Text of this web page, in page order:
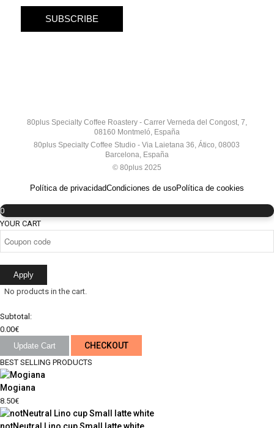
80plus Specialty Coffee Roastery - Carrer Verneda del Congost, 7,
08160 Montmeló, España
80plus Specialty Coffee Studio - Via Laietana 36, Ático, 08003
Barcelona, España
© 80plus 2025
Política de privacidadCondiciones de usoPolítica de cookies
0
YOUR CART
Apply
No products in the cart.
Subtotal:
0.00€
Update Cart
CHECKOUT
BEST SELLING PRODUCTS
Mogiana
8.50€
notNeutral Lino cup Small latte white